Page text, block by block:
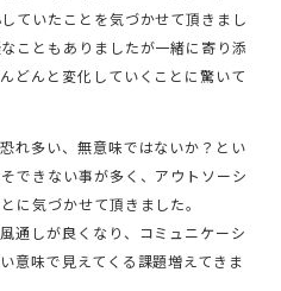
ていたことを気づかせて頂きまし
こともありましたが一緒に寄り添
どんと変化していくことに驚いて
れ多い、無意味ではないか？とい
できない事が多く、アウトソーシ
に気づかせて頂きました。
通しが良くなり、コミュニケーシ
意味で見えてくる課題増えてきま